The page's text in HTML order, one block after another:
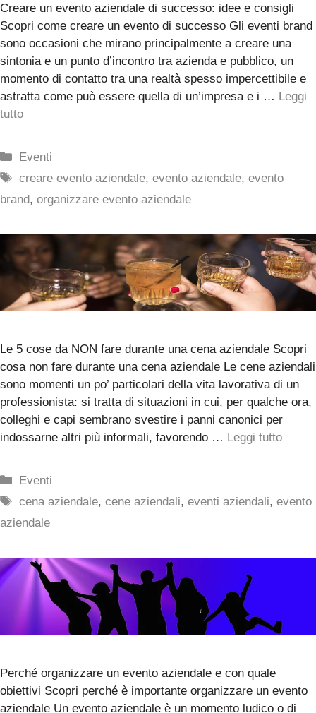
Creare un evento aziendale di successo: idee e consigli
Scopri come creare un evento di successo Gli eventi brand
sono occasioni che mirano principalmente a creare una
sintonia e un punto d’incontro tra azienda e pubblico, un
momento di contatto tra una realtà spesso impercettibile e
astratta come può essere quella di un’impresa e i … Leggi
tutto
Categorie
Eventi
Tag
creare evento aziendale,evento aziendale,evento
brand, organizzare evento aziendale
Le 5 cose da NON fare durante una cena aziendale Scopri
cosa non fare durante una cena aziendale Le cene aziendali
sono momenti un po’ particolari della vita lavorativa di un
professionista: si tratta di situazioni in cui, per qualche ora,
colleghi e capi sembrano svestire i panni canonici per
indossarne altri più informali, favorendo … Leggi tutto
Categorie
Eventi
Tag
cena aziendale,cene aziendali,eventi aziendali,evento
aziendale
Perché organizzare un evento aziendale e con quale
obiettivi Scopri perché è importante organizzare un evento
aziendale Un evento aziendale è un momento ludico o di